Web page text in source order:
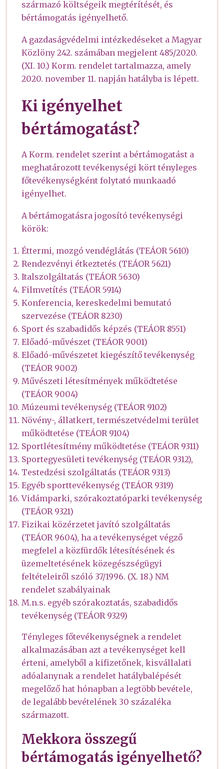
származó költségeik megtérítését, és
bértámogatás igényelhető.
A gazdaságvédelmi intézkedéseket a Magyar
Közlöny 242. számában megjelent 485/2020.
(XI. 10.) Korm. rendelet tartalmazza, amely
2020. november 11. napján hatályba is lépett.
Ki igényelhet
bértámogatást?
A Korm. rendelet szerint a bértámogatást a
meghatározott tevékenységi kört tényleges
főtevékenységként folytató munkaadó
igényelhet.
A bértámogatásra jogosító tevékenységi
körök:
Éttermi, mozgó vendéglátás (TEÁOR 5610)
Rendezvényi étkeztetés (TEÁOR 5621)
Italszolgáltatás (TEÁOR 5630)
Filmvetítés (TEÁOR 5914)
Konferencia, kereskedelmi bemutató
szervezése (TEÁOR 8230)
Sport és szabadidős képzés (TEÁOR 8551)
Előadó-művészet (TEÁOR 9001)
Előadó-művészetet kiegészítő tevékenység
(TEÁOR 9002)
Művészeti létesítmények működtetése
(TEÁOR 9004)
Múzeumi tevékenység (TEÁOR 9102)
Növény-, állatkert, természetvédelmi terület
működtetése (TEÁOR 9104)
Sportlétesítmény működtetése (TEÁOR 9311)
Sportegyesületi tevékenység (TEÁOR 9312),
Testedzési szolgáltatás (TEÁOR 9313)
Egyéb sporttevékenység (TEÁOR 9319)
Vidámparki, szórakoztatóparki tevékenység
(TEÁOR 9321)
Fizikai közérzetet javító szolgáltatás
(TEÁOR 9604), ha a tevékenységet végző
megfelel a közfürdők létesítésének és
üzemeltetésének közegészségügyi
feltételeiről szóló 37/1996. (X. 18.) NM
rendelet szabályainak
M.n.s. egyéb szórakoztatás, szabadidős
tevékenység (TEÁOR 9329)
Tényleges főtevékenységnek a rendelet
alkalmazásában azt a tevékenységet kell
érteni, amelyből a kifizetőnek, kisvállalati
adóalanynak a rendelet hatálybalépését
megelőző hat hónapban a legtöbb bevétele,
de legalább bevételének 30 százaléka
származott.
Mekkora összegű
bértámogatás igényelhető?